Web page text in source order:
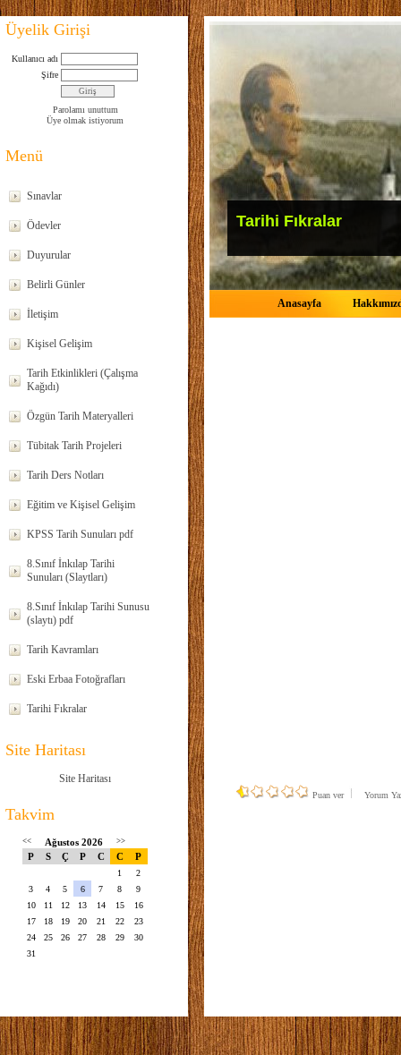
Üyelik Girişi
Kullanıcı adı
Şifre
Parolamı unuttum
Üye olmak istiyorum
Menü
Sınavlar
Ödevler
Duyurular
Belirli Günler
İletişim
Kişisel Gelişim
Tarih Etkinlikleri (Çalışma
Kağıdı)
Özgün Tarih Materyalleri
Tübitak Tarih Projeleri
Tarih Ders Notları
Eğitim ve Kişisel Gelişim
KPSS Tarih Sunuları pdf
8.Sınıf İnkılap Tarihi
Sunuları (Slaytları)
8.Sınıf İnkılap Tarihi Sunusu
(slaytı) pdf
Tarih Kavramları
Eski Erbaa Fotoğrafları
Tarihi Fıkralar
Site Haritası
Site Haritası
Takvim
<< Ağustos 2026 >>
P S Ç P C C P
1
2
3
4 5 6 7 8
9
10
11 12 13 14 15
16
17
18 19 20 21 22
23
24
25 26 27 28 29
30
31
Tarihi Fıkralar
Anasayfa
Puan ver Yorum